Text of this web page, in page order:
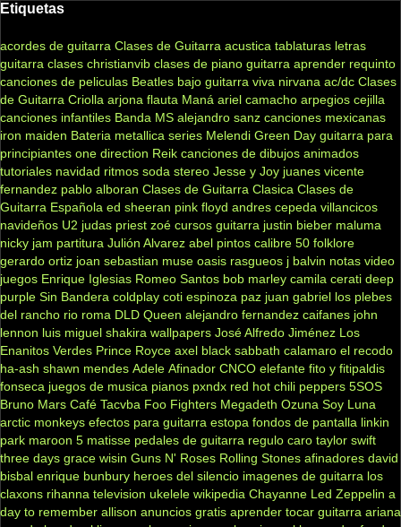
Etiquetas
acordes de guitarra Clases de Guitarra acustica tablaturas letras
guitarra clases christianvib clases de piano guitarra aprender requinto
canciones de peliculas Beatles bajo guitarra viva nirvana ac/dc Clases
de Guitarra Criolla arjona flauta Maná ariel camacho arpegios cejilla
canciones infantiles Banda MS alejandro sanz canciones mexicanas
iron maiden Bateria metallica series Melendi Green Day guitarra para
principiantes one direction Reik canciones de dibujos animados
tutoriales navidad ritmos soda stereo Jesse y Joy juanes vicente
fernandez pablo alboran Clases de Guitarra Clasica Clases de
Guitarra Española ed sheeran pink floyd andres cepeda villancicos
navideños U2 judas priest zoé cursos guitarra justin bieber maluma
nicky jam partitura Julión Alvarez abel pintos calibre 50 folklore
gerardo ortiz joan sebastian muse oasis rasgueos j balvin notas video
juegos Enrique Iglesias Romeo Santos bob marley camila cerati deep
purple Sin Bandera coldplay coti espinoza paz juan gabriel los plebes
del rancho rio roma DLD Queen alejandro fernandez caifanes john
lennon luis miguel shakira wallpapers José Alfredo Jiménez Los
Enanitos Verdes Prince Royce axel black sabbath calamaro el recodo
ha-ash shawn mendes Adele Afinador CNCO elefante fito y fitipaldis
fonseca juegos de musica pianos pxndx red hot chili peppers 5SOS
Bruno Mars Café Tacvba Foo Fighters Megadeth Ozuna Soy Luna
arctic monkeys efectos para guitarra estopa fondos de pantalla linkin
park maroon 5 matisse pedales de guitarra regulo caro taylor swift
three days grace wisin Guns N' Roses Rolling Stones afinadores david
bisbal enrique bunbury heroes del silencio imagenes de guitarra los
claxons rihanna television ukelele wikipedia Chayanne Led Zeppelin a
day to remember allison anuncios gratis aprender tocar guitarra ariana